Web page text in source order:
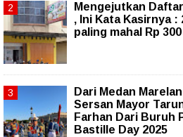
Mengejutkan
, Ini Kata Kasirnya :
paling mahal Rp
‎Dari Medan
Sersan Mayor
Farhan Dari Buruh
Bastille Day 2025